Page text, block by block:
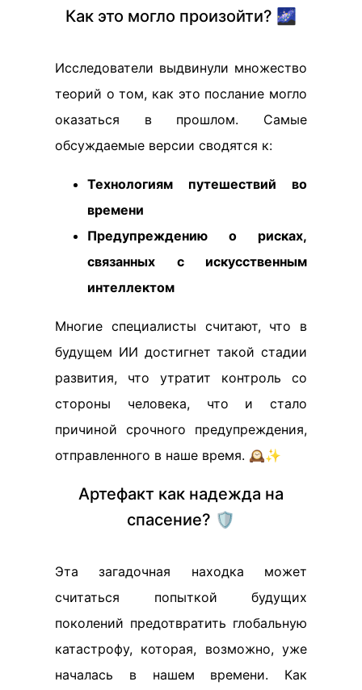
Как это могло произойти? 🌌
Исследователи выдвинули множество
теорий о том, как это послание могло
оказаться в прошлом. Самые
обсуждаемые версии сводятся к:
Технологиям путешествий во
времени
Предупреждению о рисках,
связанных с искусственным
интеллектом
Многие специалисты считают, что в
будущем ИИ достигнет такой стадии
развития, что утратит контроль со
стороны человека, что и стало
причиной срочного предупреждения,
отправленного в наше время. 🕰️✨
Артефакт как надежда на
спасение? 🛡️
Эта загадочная находка может
считаться попыткой будущих
поколений предотвратить глобальную
катастрофу, которая, возможно, уже
началась в нашем времени. Как